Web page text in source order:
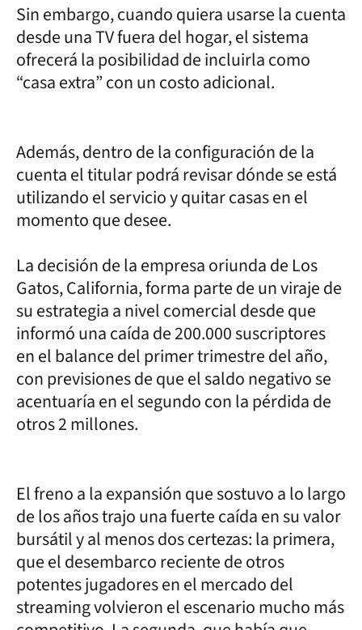
Sin embargo, cuando quiera usarse la cuenta
desde una TV fuera del hogar, el sistema
ofrecerá la posibilidad de incluirla como
“casa extra” con un costo adicional.
Además, dentro de la configuración de la
cuenta el titular podrá revisar dónde se está
utilizando el servicio y quitar casas en el
momento que desee.
La decisión de la empresa oriunda de Los
Gatos, California, forma parte de un viraje de
su estrategia a nivel comercial desde que
informó una caída de 200.000 suscriptores
en el balance del primer trimestre del año,
con previsiones de que el saldo negativo se
acentuaría en el segundo con la pérdida de
otros 2 millones.
El freno a la expansión que sostuvo a lo largo
de los años trajo una fuerte caída en su valor
bursátil y al menos dos certezas: la primera,
que el desembarco reciente de otros
potentes jugadores en el mercado del
streaming volvieron el escenario mucho más